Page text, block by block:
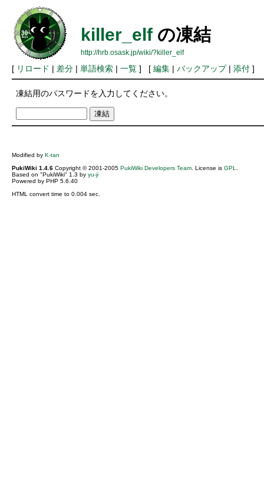
killer_elfの凍結
http://hrb.osask.jp/wiki/?killer_elf
[ リロード | 差分| 単語検索| 一覧] [ 編集| バックアップ| 添付]
凍結用のパスワードを入力してください。
Modified by K-tan
PukiWiki 1.4.6Copyright © 2001-2005 PukiWiki Developers Team. License is GPL
Based on "PukiWiki" 1.3 by yu-ji
Powered by PHP 5.6.40
HTML convert time to 0.004 sec.